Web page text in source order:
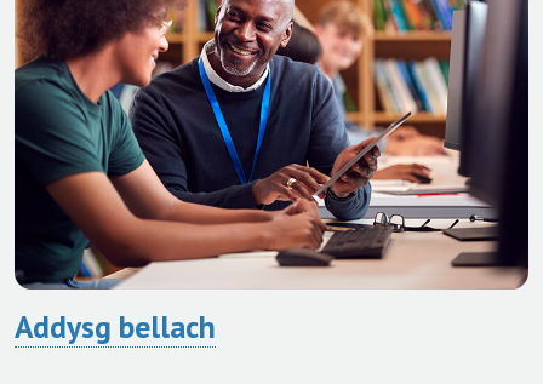
Addysg bellach